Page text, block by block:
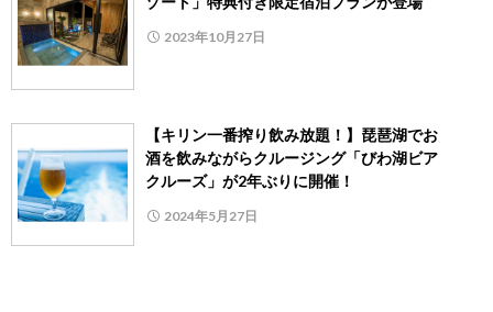
2023年10月27日
【キリン一番搾り飲み放題！】琵琶湖でお
酒を飲みながらクルージング「びわ湖ビア
クルーズ」が2年ぶりに開催！
2024年5月27日